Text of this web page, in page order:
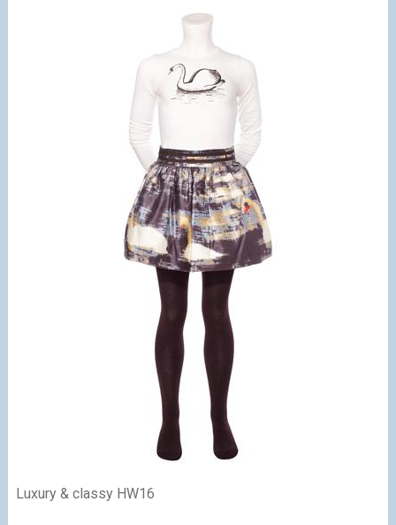
Luxury & classy HW16